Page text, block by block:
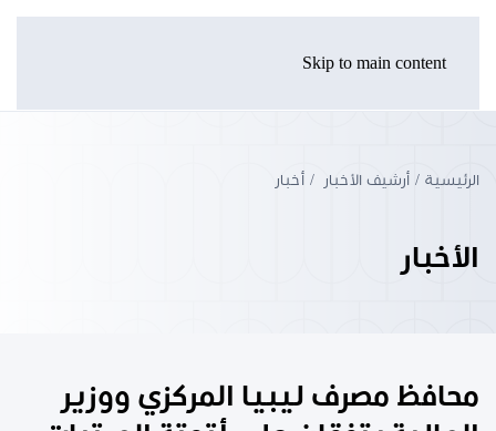
Skip to main content
الرئيسية أرشيف الأخبار أخبار
الأخبار
محافظ مصرف ليبيا المركزي ووزير